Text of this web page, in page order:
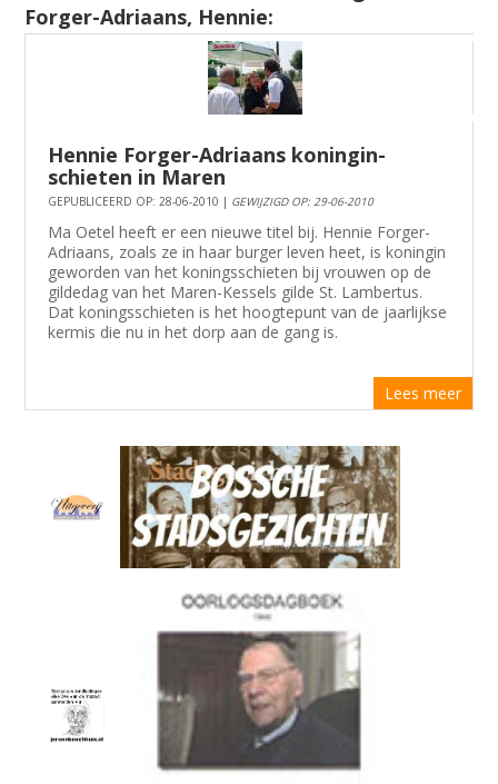
Forger-Adriaans, Hennie:
Hennie Forger-Adriaans koningin-
schieten in Maren
GEPUBLICEERD OP: 28-06-2010 | GEWIJZIGD OP: 29-06-2010
Ma Oetel heeft er een nieuwe titel bij. Hennie Forger-
Adriaans, zoals ze in haar burger leven heet, is koningin
geworden van het koningsschieten bij vrouwen op de
gildedag van het Maren-Kessels gilde St. Lambertus.
Dat koningsschieten is het hoogtepunt van de jaarlijkse
kermis die nu in het dorp aan de gang is.
Lees meer